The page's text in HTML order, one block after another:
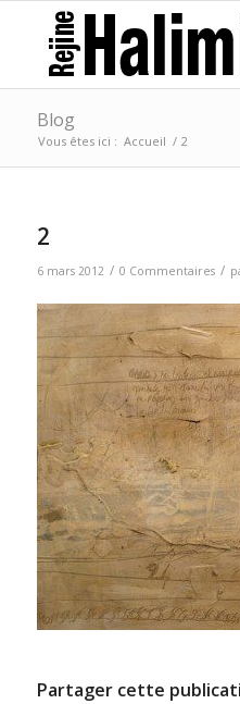
Blog
Vous êtes ici : Accueil / 2
2
6 mars 2012 / 0 Commentaires /
Partager cette